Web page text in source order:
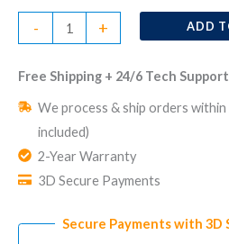
-
d’Alarme
Extérieure
Photovoltaïque
Sans
+ ADD
Free Shipping + 24/6 Tech Support
We process & ship orders
included)
2-Year Warranty
3D Secure Payments
Secure Payments with